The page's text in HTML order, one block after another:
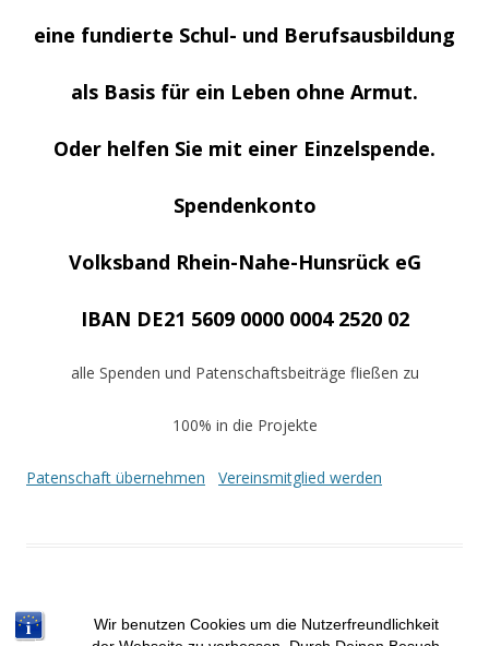
Wir benutzen Cookies um die Nutzerfreundlichkeit
eine fundierte Schul- und Berufsausbildung
als Basis für ein Leben ohne Armut.
Oder helfen Sie mit einer Einzelspende.
Spendenkonto
Volksband Rhein-Nahe-Hunsrück eG
IBAN DE21 5609 0000 0004 2520 02
alle Spenden und Patenschaftsbeiträge fließen zu
100% in die Projekte
Patenschaft übernehmen Vereinsmitglied werden